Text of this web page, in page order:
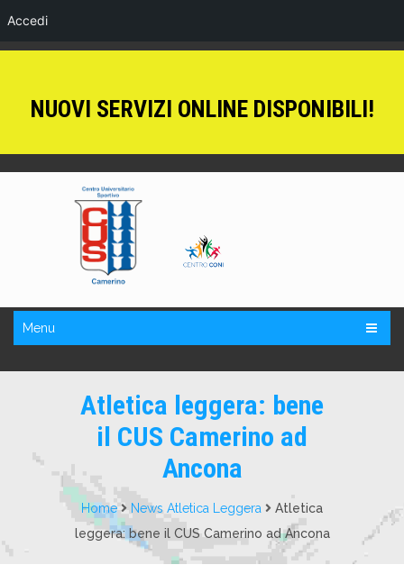
Accedi
NUOVI SERVIZI ONLINE DISPONIBILI!
Menu
Atletica leggera: bene
il CUS Camerino ad
Ancona
Home News Atletica Leggera
Atletica
leggera: bene il CUS Camerino ad Ancona